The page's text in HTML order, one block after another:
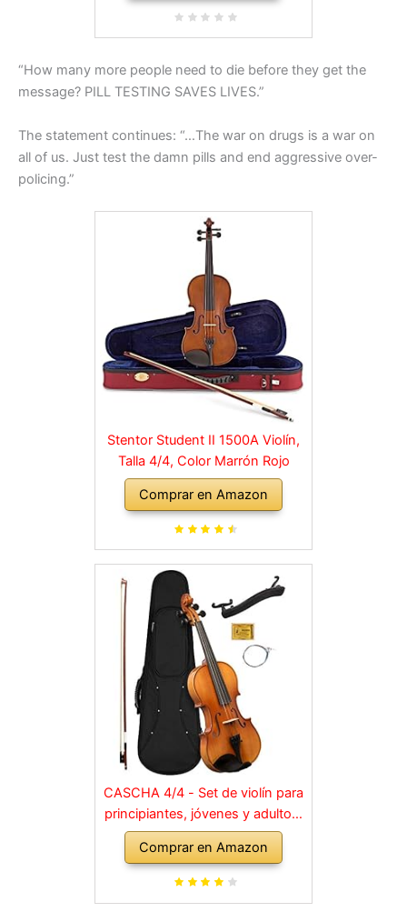
“How many more people need to die before they get the
message? PILL TESTING SAVES LIVES.”
The statement continues: “…The war on drugs is a war on
all of us. Just test the damn pills and end aggressive over-
policing.”
Stentor Student II 1500A Violín,
Talla 4/4, Color Marrón Rojo
Comprar en Amazon
CASCHA 4/4 - Set de violín para
principiantes, jóvenes y adultos,
violín macizo con arco, colofonia,
cuerdas de repuesto, soporte
para hombro, maletín, abeto
Comprar en Amazon